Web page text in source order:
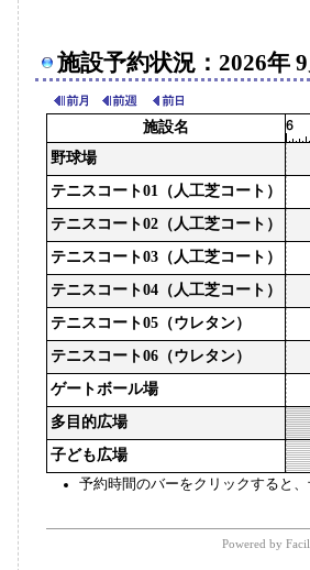
施設予約状況：2026年
施設名
予約時間のバーをクリックすると
野球場
テニスコート01（人工芝コート）
テニスコート02（人工芝コート）
テニスコート03（人工芝コート）
テニスコート04（人工芝コート）
テニスコート05（ウレタン）
テニスコート06（ウレタン）
ゲートボール場
多目的広場
子ども広場
Powered by